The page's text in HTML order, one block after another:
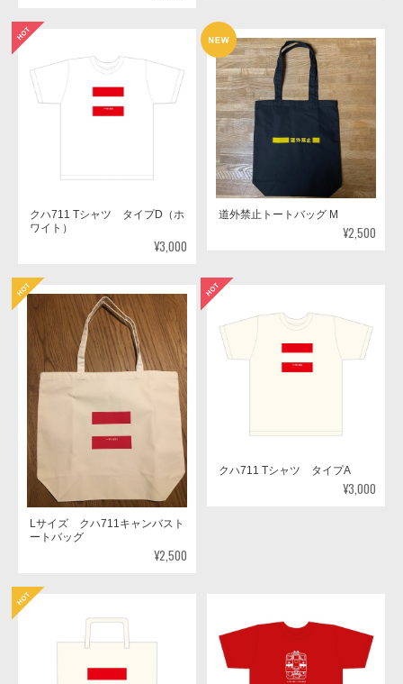
クハ711 Tシャツ タイプD（ホ
ワイト）
¥3,000
道外禁止トートバッグ M
¥2,500
Lサイズ クハ711キャンバスト
ートバッグ
¥2,500
クハ711 Tシャツ タイプA
¥3,000